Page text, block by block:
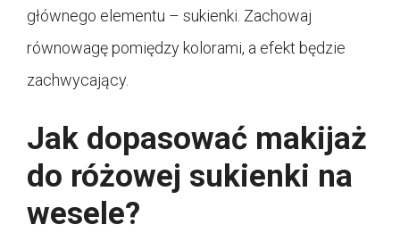
głównego elementu – sukienki. Zachowaj
równowagę pomiędzy kolorami, a efekt będzie
zachwycający.
Jak dopasować makijaż
do różowej sukienki na
wesele?